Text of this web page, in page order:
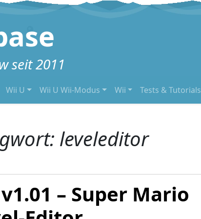
seit 2011
Wii U Wii U Wii-Modus Wii Tests & Tutorials
leveleditor
– Super Mario